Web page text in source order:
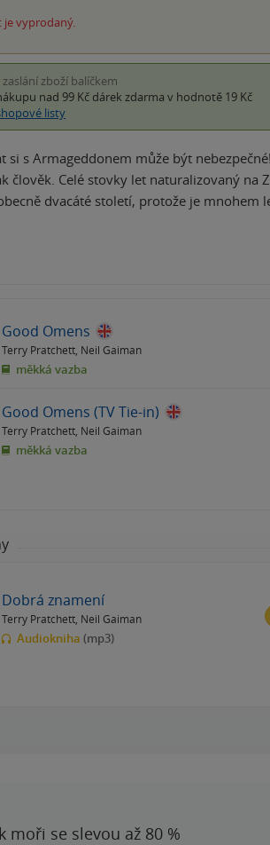
je vyprodaný.
zaslání zboží balíčkem
nad 99 Kč dárek zdarma v hodnotě 19 Kč
listy
si s Armageddonem může být
člověk. Celé stovky let naturalizovaný
dvacáté století, protože je mnohem
Good Omens
Terry Pratchett Neil Gaiman
měkká vazba
Good Omens (TV Tie-in)
Terry Pratchett Neil Gaiman
měkká vazba
Dobrá znamení
Terry Pratchett Neil Gaiman
Audiokniha (mp3)
moři se slevou až 80 %